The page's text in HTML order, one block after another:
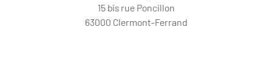
15 bis rue Poncillon
63000 Clermont-Ferrand